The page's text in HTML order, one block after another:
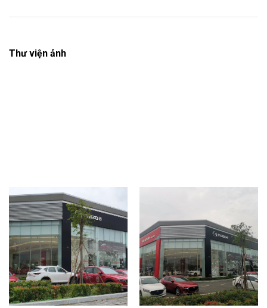
Thư viện ảnh